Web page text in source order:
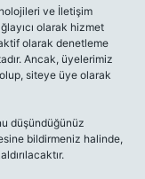
ve İletişim
olarak hizmet
olarak denetleme
Ancak, üyelerimiz
siteye üye olarak
düşündüğünüz
bildirmeniz halinde,